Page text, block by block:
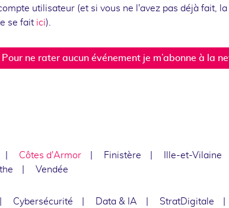
utilisateur (et si vous ne l'avez pas déjà fait,
se fait ici).
Pour ne rater aucun événement je m’abonne à la
Côtes d'Armor Finistère Ille-et-Vilaine
Vendée
Cybersécurité Data & IA StratDigitale